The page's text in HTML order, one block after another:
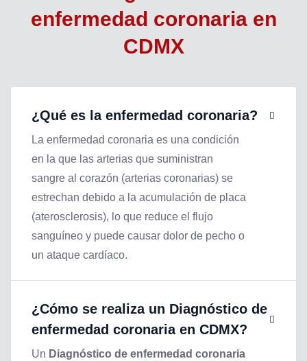
enfermedad coronaria en
CDMX
¿Qué es la enfermedad coronaria?
La enfermedad coronaria es una condición
en la que las arterias que suministran
sangre al corazón (arterias coronarias) se
estrechan debido a la acumulación de placa
(aterosclerosis), lo que reduce el flujo
sanguíneo y puede causar dolor de pecho o
un ataque cardíaco.
¿Cómo se realiza un Diagnóstico de
enfermedad coronaria en CDMX?
Un Diagnóstico de enfermedad coronaria